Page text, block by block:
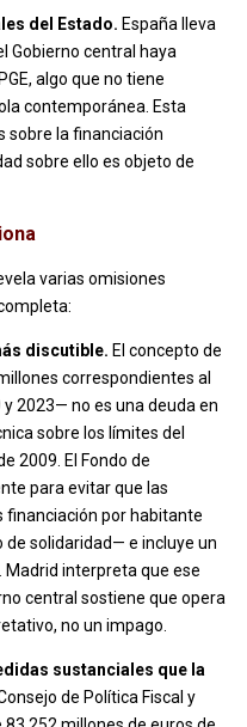
del Estado. España lleva
Gobierno central haya
algo que no tiene
contemporánea. Esta
sobre la financiación
sobre ello es objeto de
varias omisiones
discutible. El concepto de
correspondientes al
2023— no es una deuda en
sobre los límites del
2009. El Fondo de
para evitar que las
financiación por habitante
solidaridad— e incluye un
interpreta que ese
central sostiene que opera
no un impago.
sustanciales que la
de Política Fiscal y